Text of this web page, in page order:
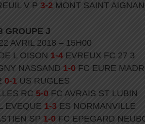
V P 3-2 MONT SAINT
GROUPE J
AVRIL 2018 – 15H00
L OISON 1-4 EVREUX FC 27 3
NASSAND 1-0 FC EURE
0-1 US RUGLES
RC 5-0 FC AVRAIS ST LUBIN
EVEQUE 1-3 ES NORMANVILLE
SP 1-0 FC EPEGARD